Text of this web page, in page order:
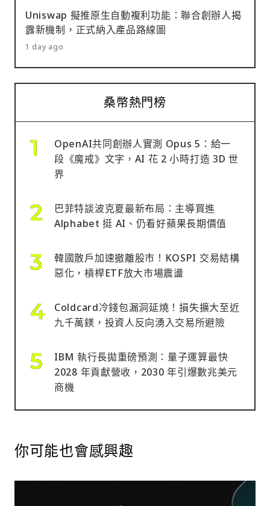
Uniswap 擬推原生自動複利功能：聯合創辦人揭
露新機制，正式納入產品路線圖
1 day ago
桑幣熱門榜
OpenAI共同創辦人實測 Opus 5：給一
段《魔戒》文字，AI 花 2 小時打造 3D 世
界
巴菲特談波克夏最新布局：主導買進
Alphabet 挺 AI、仍看好蘋果長期價值
韓國散戶加速撤離股市！KOSPI 交易結構
惡化，槓桿ETF放大市場震盪
Coldcard冷錢包漏洞延燒！損失擴大至近
九千萬鎂，投資人反向湧入交易所避險
IBM 執行長拋重磅預測：量子運算最快
2028 年貢獻營收，2030 年引爆數兆美元
商機
你可能也會感興趣